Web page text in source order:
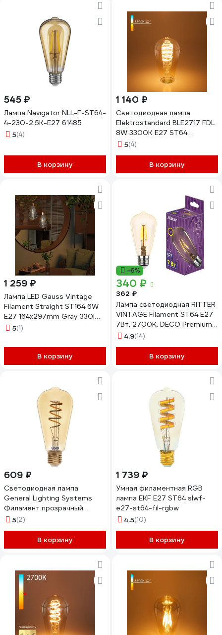
545 ₽
Лампа Navigator NLL-F-ST64-
4-230-2.5К-E27 61485
5(4)
В корзину
1 140 ₽
Светодиодная лампа
Elektrostandard BLE2717 FDL
8W 3300K E27 ST64
спираль, тонированная
5(4)
В корзину
1 259 ₽
Лампа LED Gauss Vintage
Filament Straight ST164 6W
E27 164х297mm Gray 330lm
4000K 1/6 157802205
5(1)
В корзину
-6%
340 ₽
362 ₽
Лампа светодиодная RITTER
VINTAGE Filament ST64 E27
7Вт, 2700K, DECO Premium,
32436 2
4.9(14)
В корзину
609 ₽
Светодиодная лампа
General Lighting Systems
Филамент прозрачный
золотой E27 7Вт 540Лм
Труба GLDEN-ST64SS-7-
230-E27-2700 655306
5(2)
В корзину
1 739 ₽
Умная филаментная RGB
лампа EKF E27 ST64 slwf-
e27-st64-fil-rgbw
4.5(10)
В корзину